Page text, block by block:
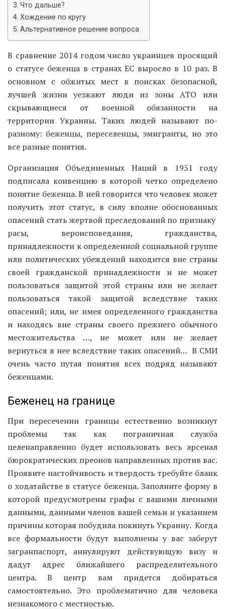
Что дальше?
Хождение по кругу
Альтернативное решение вопроса
В сравнение 2014 годом число украинцев просящий
о статусе беженца в странах ЕС выросло в 10 раз. В
основном с обжитых мест в поисках безопасной,
лучшей жизни уезжают люди из зоны АТО или
скрывающиеся от военной обязанности на
территории Украины. Таких людей называют по-
разному: беженцы, переселенцы, эмигранты, но это
все разные понятия.
Организация Объединенных Наций в 1951 году
подписала конвенцию в которой четко определено
понятие беженца. В ней говорится что человек может
получить этот статус, в силу вполне обоснованных
опасений стать жертвой преследований по признаку
расы, вероисповедания, гражданства,
принадлежности к определенной социальной группе
или политических убеждений находится вне страны
своей гражданской принадлежности и не может
пользоваться защитой этой страны или не желает
пользоваться такой защитой вследствие таких
опасений; или, не имея определенного гражданства
и находясь вне страны своего прежнего обычного
местожительства …, не может или не желает
вернуться в нее вследствие таких опасений… В СМИ
очень часто путая понятия всех подряд называют
беженцами.
Беженец на границе
При пересечении границы естественно возникнут
проблемы так как пограничная служба
целенаправленно будет использовать весь арсенал
бюрократических преонов направленных против вас.
Проявите настойчивость и твердость требуйте бланк
о ходатайстве в статусе беженца. Заполните форму в
которой предусмотрены графы с вашими личными
данными, данными членов вашей семьи и указанием
причины которая побудила покинуть Украину. Когда
все формальности будут выполнены у вас заберут
загранпаспорт, аннулируют действующую визу и
дадут адрес ближайшего распределительного
центра. В центр вам придется добираться
самостоятельно. Это проблематично для человека
незнакомого с местностью.